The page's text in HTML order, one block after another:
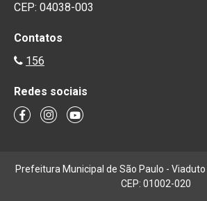
CEP: 04038-003
Contatos
156
Redes sociais
Prefeitura Municipal de São Paulo - Viaduto
CEP: 01002-020